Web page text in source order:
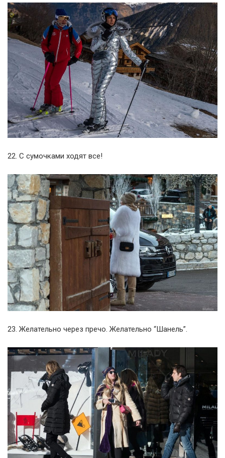
22. С сумочками ходят все!
23. Желательно через пречо. Желательно “Шанель”.